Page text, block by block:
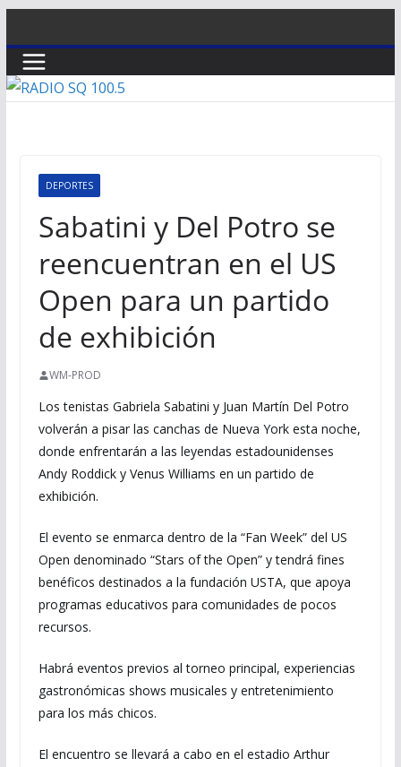
al
contenido
DEPORTES
Sabatini y Del Potro se
reencuentran en el US
Open para un partido
de exhibición
WM-PROD
Los tenistas Gabriela Sabatini y Juan Martín Del Potro
volverán a pisar las canchas de Nueva York esta noche,
donde enfrentarán a las leyendas estadounidenses
Andy Roddick y Venus Williams en un partido de
exhibición.
El evento se enmarca dentro de la “Fan Week” del US
Open denominado “Stars of the Open” y tendrá fines
benéficos destinados a la fundación USTA, que apoya
programas educativos para comunidades de pocos
recursos.
Habrá eventos previos al torneo principal, experiencias
gastronómicas shows musicales y entretenimiento
para los más chicos.
El encuentro se llevará a cabo en el estadio Arthur